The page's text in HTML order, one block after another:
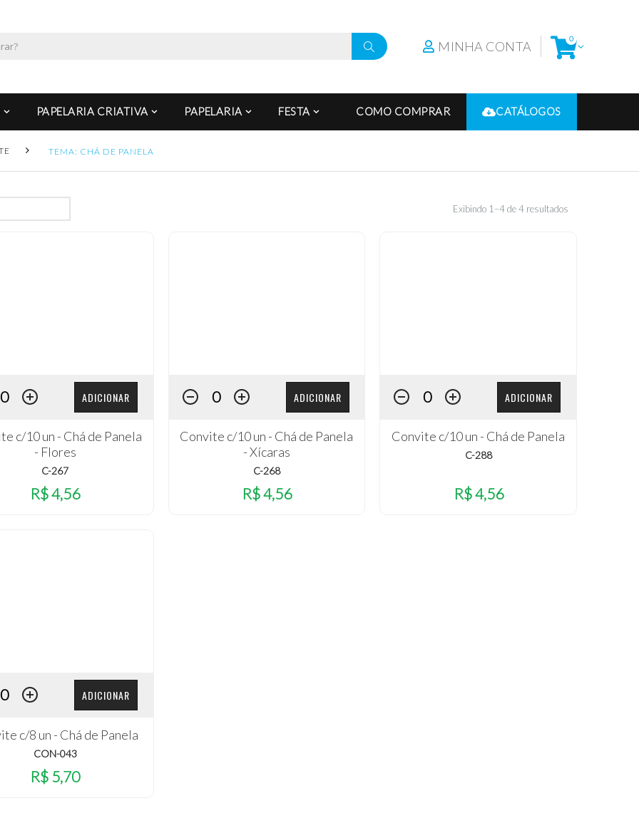
MINHA CONTA 0
PAPELARIA CRIATIVA PAPELARIA FESTA COMO COMPRAR CATÁLOGOS
TEMA: CHÁ DE PANELA
Exibindo 1–4 de 4 resultados
ADICIONAR
c/10 un - Chá de Panela
- Flores
C-267
R$ 4,56
ADICIONAR
Convite c/10 un - Chá de Panela
- Xícaras
C-268
R$ 4,56
ADICIONAR
Convite c/10 un - Chá de Panela
C-288
R$ 4,56
ADICIONAR
c/8 un - Chá de Panela
CON-043
R$ 5,70